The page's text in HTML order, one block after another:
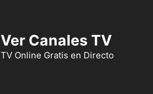
Ver Canales TV
TV Online Gratis en Directo